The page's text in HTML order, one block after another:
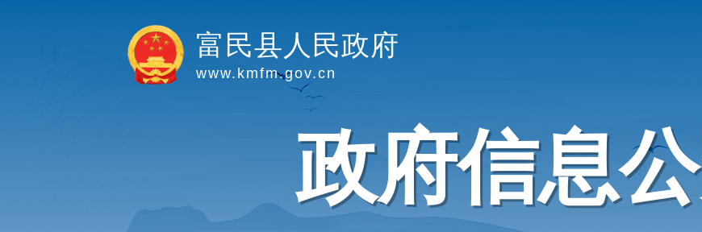
富民县人民政府
www.kmfm.gov.cn
政府信息